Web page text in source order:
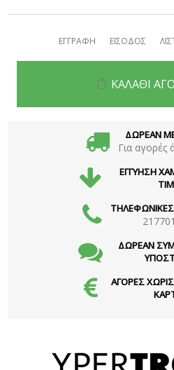
ΕΓΓΡΑΦΗ ΕΙΣΟΔΟΣ
ΚΑΛΑΘΙ
ΔΩΡΕΑΝ
Για
ΕΓΓΥΗΣΗ
ΤΗΛΕΦΩΝΙΚΕΣ
ΔΩΡΕΑΝ
ΑΓΟΡΕΣ